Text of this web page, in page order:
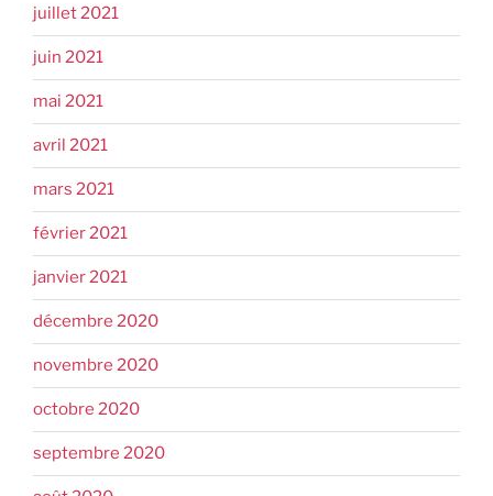
juillet 2021
juin 2021
mai 2021
avril 2021
mars 2021
février 2021
janvier 2021
décembre 2020
novembre 2020
octobre 2020
septembre 2020